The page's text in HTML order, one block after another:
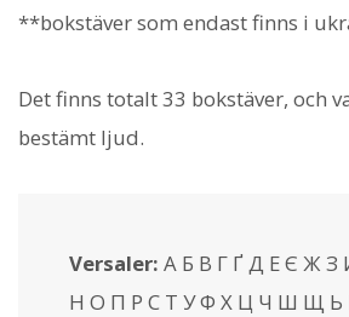
**bokstäver som endast finns i
Det finns totalt 33 bokstäver, och
bestämt ljud.
Versaler: А Б В Г Ґ Д Е Є Ж З
Н О П Р С Т У Ф Х Ц Ч Ш Щ